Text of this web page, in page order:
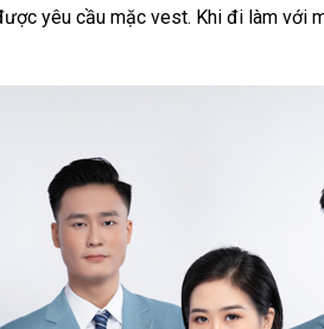
yêu cầu mặc vest. Khi đi làm với